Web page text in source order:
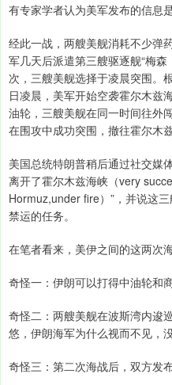
有专家学者认为美军发布的信息是
经此一战，两艘美舰消耗不少弹
军几天后派遣第三艘驱逐舰“梅
次，三艘美舰选择于凌晨突围。
日凌晨，美军开始空袭霍尔木兹
油轮，三艘美舰在同一时间往外
在围攻中成功突围，撤往霍尔木
美国总统特朗普稍后通过社交媒
离开了霍尔木兹海峡（very
Hormuz,under fire）”，并说这
禁运的任务。
在笔者看来，美伊之间的这两次
奇怪一：伊朗可以打得中油轮和
奇怪二：两艘美舰在波斯湾内逡
悠，伊朗海军为什么视而不见，
奇怪三：第二次海战后，双方发